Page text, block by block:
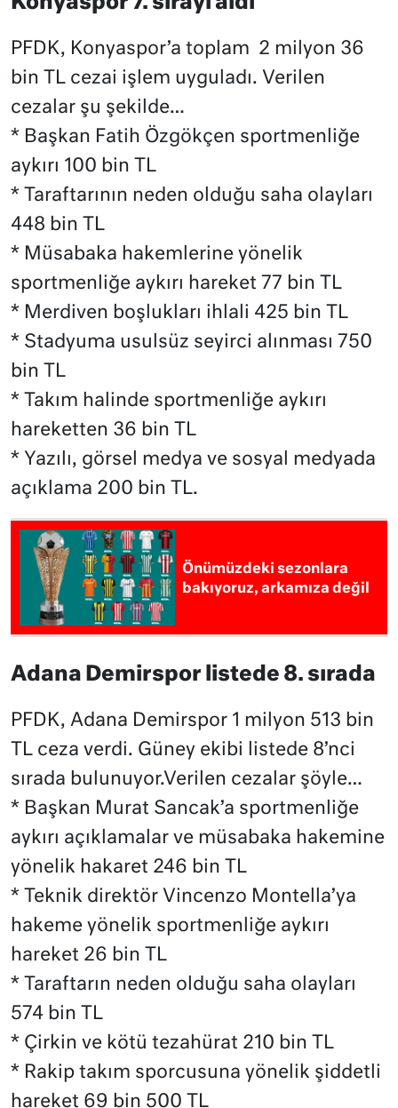
PFDK, Konyaspor’a toplam 2 milyon 36
bin TL cezai işlem uyguladı. Verilen
cezalar şu şekilde…
* Başkan Fatih Özgökçen sportmenliğe
aykırı 100 bin TL
* Taraftarının neden olduğu saha olayları
448 bin TL
* Müsabaka hakemlerine yönelik
sportmenliğe aykırı hareket 77 bin TL
* Merdiven boşlukları ihlali 425 bin TL
* Stadyuma usulsüz seyirci alınması 750
bin TL
* Takım halinde sportmenliğe aykırı
hareketten 36 bin TL
* Yazılı, görsel medya ve sosyal medyada
açıklama 200 bin TL.
Önümüzdeki sezonlara
bakıyoruz, arkamıza değil
Adana Demirspor listede 8. sırada
PFDK, Adana Demirspor 1 milyon 513 bin
TL ceza verdi. Güney ekibi listede 8’nci
sırada bulunuyor.Verilen cezalar şöyle…
* Başkan Murat Sancak’a sportmenliğe
aykırı açıklamalar ve müsabaka hakemine
yönelik hakaret 246 bin TL
* Teknik direktör Vincenzo Montella’ya
hakeme yönelik sportmenliğe aykırı
hareket 26 bin TL
* Taraftarın neden olduğu saha olayları
574 bin TL
* Çirkin ve kötü tezahürat 210 bin TL
* Rakip takım sporcusuna yönelik şiddetli
hareket 69 bin 500 TL